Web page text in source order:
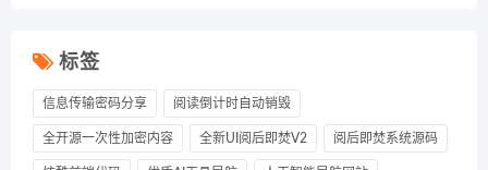
标签
信息传输密码分享 阅读倒计时自动销毁
全开源一次性加密内容 全新UI阅后即焚V2 阅后即焚系统源码